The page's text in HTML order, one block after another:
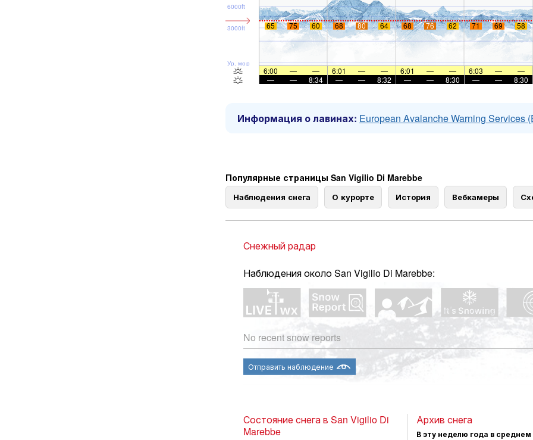
Ур. моря
3000ft
6000ft
65 75 60 68 80 64 68 76 62 71 69 58
6:00 — — 6:01 — — 6:01 — — 6:03 — —
—
— 8:34 — — 8:32 — — 8:30 — — 8:30
Информация о лавинах: European Avalanche Warning Services
Популярные страницы San Vigilio Di Marebbe
Наблюдения снега О курорте История Вебкамеры
Снежный радар
Наблюдения около San Vigilio Di Marebbe:
No recent snow reports
Отправить наблюдение
Состояние снега в San Vigilio Di
Marebbe
Архив снега
В эту неделю года в